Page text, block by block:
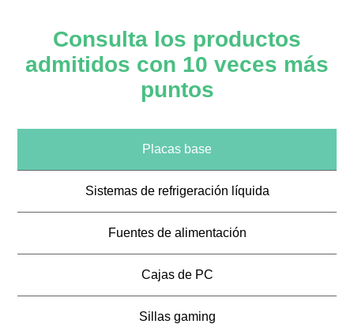
Consulta los productos
admitidos con 10 veces más
puntos
Placas base
Sistemas de refrigeración líquida
Fuentes de alimentación
Cajas de PC
Sillas gaming